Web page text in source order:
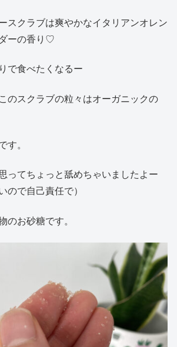
スクラブは爽やかなイタリアンオレン
ーの香り♡
で食べたくなるー
のスクラブの粒々はオーガニックの
す。
ってちょっと舐めちゃいましたよー
ので自己責任で）
のお砂糖です。